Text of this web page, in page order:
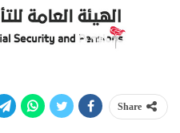
Share